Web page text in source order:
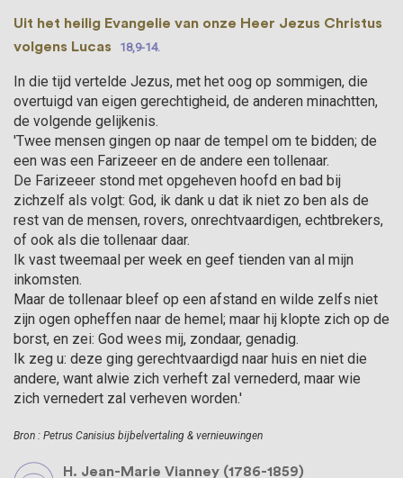
Uit het heilig Evangelie van onze Heer Jezus Christus
volgens Lucas
18,9-14.
In die tijd vertelde Jezus, met het oog op sommigen, die
overtuigd van eigen gerechtig­heid, de anderen minacht­ten,
de volgende gelijkenis.
'Twee mensen gingen op naar de tempel om te bidden; de
een was een Farizeeer en de andere een tollenaar.
De Farizeeer stond met opgeheven hoofd en bad bij
zichzelf als volgt: God, ik dank u dat ik niet zo ben als de
rest van de mensen, rovers, onrechtvaardi­gen, echtbrekers,
of ook als die tollenaar daar.
Ik vast tweemaal per week en geef tienden van al mijn
inkomsten.
Maar de tollenaar bleef op een afstand en wilde zelfs niet
zijn ogen opheffen naar de hemel; maar hij klopte zich op de
borst, en zei: God wees mij, zondaar, genadig.
Ik zeg u: deze ging gerecht­vaardigd naar huis en niet die
andere, want alwie zich verheft zal vernederd, maar wie
zich vernedert zal verheven worden.'
Bron : Petrus Canisius bijbelvertaling & vernieuwingen
H. Jean-Marie Vianney (1786-1859)